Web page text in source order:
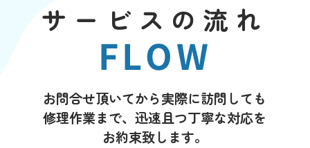
サービスの流れ
FLOW
お問合せ頂いてから実際に訪問しても
修理作業まで、迅速且つ丁寧な対応を
お約束致します。